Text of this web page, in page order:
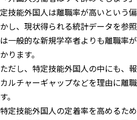
定技能外国人は離職率が高いという
かし、現状得られる統計データを参
は一般的な新規学卒者よりも離職率
かります。
ただし、特定技能外国人の中にも、
カルチャーギャップなどを理由に離
す。
特定技能外国人の定着率を高めるた